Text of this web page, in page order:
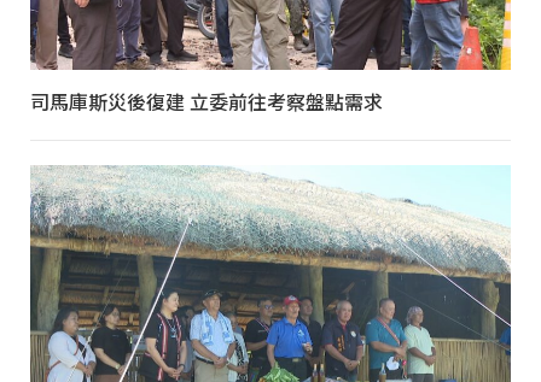
司馬庫斯災後復建 立委前往考察盤點需求